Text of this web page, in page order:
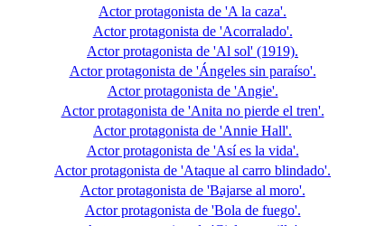
Actor protagonista de 'A la caza'.
Actor protagonista de 'Acorralado'.
Actor protagonista de 'Al sol' (1919).
Actor protagonista de 'Ángeles sin paraíso'.
Actor protagonista de 'Angie'.
Actor protagonista de 'Anita no pierde el tren'.
Actor protagonista de 'Annie Hall'.
Actor protagonista de 'Así es la vida'.
Actor protagonista de 'Ataque al carro blindado'.
Actor protagonista de 'Bajarse al moro'.
Actor protagonista de 'Bola de fuego'.